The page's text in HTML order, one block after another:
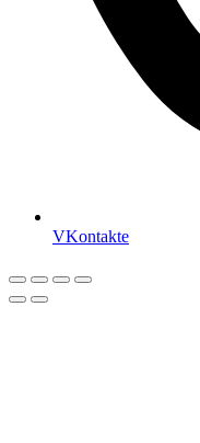
VKontakte